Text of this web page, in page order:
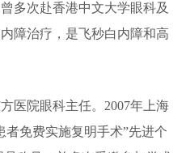
多次赴香港中文大学眼科及
障治疗，是飞秒白内障和高
院眼科主任。2007年上海
者免费实施复明手术”先进个